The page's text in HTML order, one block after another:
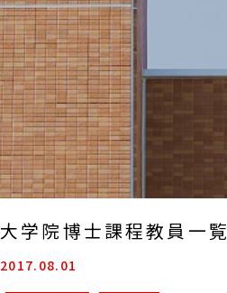
大学院博士課程教員一覧
2017.08.01